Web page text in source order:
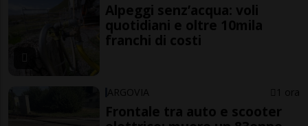
Alpeggi senz’acqua: voli
quotidiani e oltre 10mila
franchi di costi
ARGOVIA 1 ora
Frontale tra auto e scooter